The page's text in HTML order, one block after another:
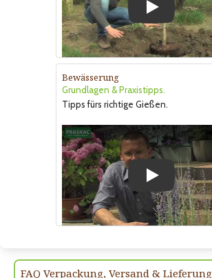
Bewässerung
Grundlagen & Praxistipps.
Tipps fürs richtige Gießen.
FAQ Verpackung, Versand & Lieferung